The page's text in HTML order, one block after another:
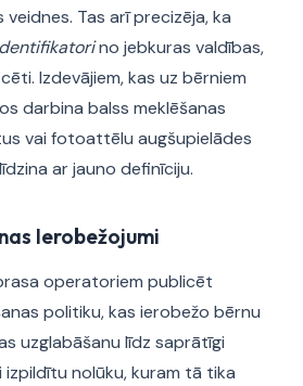
Tas arī precizēja, ka
no jebkuras valdības,
Izdevājiem, kas uz bērniem
darbina balss meklēšanas
vai fotoattēlu augšupielādes
ar jauno definīciju.
Ierobežojumi
operatoriem publicēt
politiku, kas ierobežo bērnu
uzglabāšanu līdz saprātīgi
izpildītu nolūku, kuram tā tika